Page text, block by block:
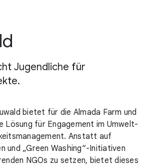
Jugendliche für
bietet für die Almada Farm und
Lösung für Engagement im Umwelt-
Anstatt auf
und „Green Washing“-Initiativen
NGOs zu setzen, bietet dieses